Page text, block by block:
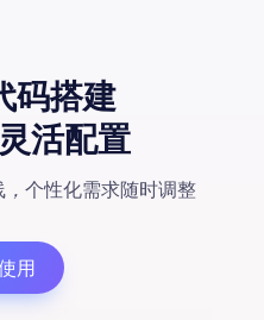
码搭建
活配置
， 个性化需求随时调整
用